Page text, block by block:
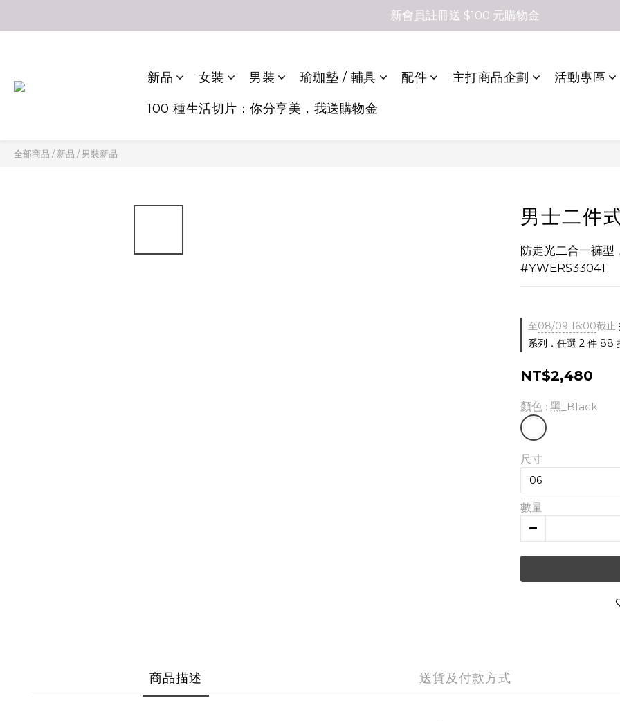
新會員註冊送 $100 元購物金
新品 女裝 男裝 瑜珈墊 / 輔具 配件 主打商品企劃 活動專區
100 種生活切片：你分享美，我送購物金
全部商品 /新品 /男裝新品
男士二件
防走光二合一褲型
#YWERS33041
至08/09 16:00截止
系列．任選 2 件 88
NT$2,480
顏色 : 黑_Black
尺寸
數量
商品描述 送貨及付款方式